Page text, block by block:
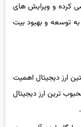
به توسعه و بهبود بیت
ارز دیجیتال اهمیت
ترین ارز دیجیتال
ایده آلی رسید،